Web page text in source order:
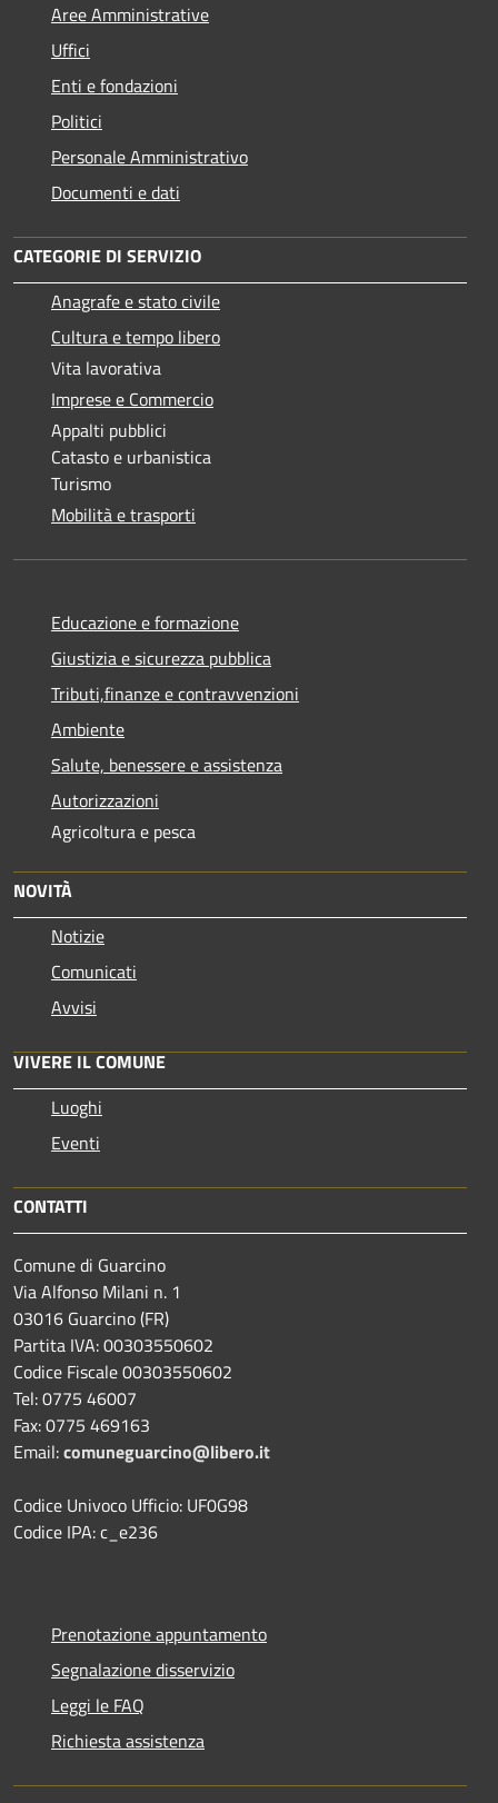
Aree Amministrative
Uffici
Enti e fondazioni
Politici
Personale Amministrativo
Documenti e dati
CATEGORIE DI SERVIZIO
Anagrafe e stato civile
Cultura e tempo libero
Vita lavorativa
Imprese e Commercio
Appalti pubblici
Catasto e urbanistica
Turismo
Mobilità e trasporti
Educazione e formazione
Giustizia e sicurezza pubblica
Tributi,finanze e contravvenzioni
Ambiente
Salute, benessere e assistenza
Autorizzazioni
Agricoltura e pesca
NOVITÀ
Notizie
Comunicati
Avvisi
VIVERE IL COMUNE
Luoghi
Eventi
CONTATTI
Comune di Guarcino
Via Alfonso Milani n. 1
03016 Guarcino (FR)
Partita IVA: 00303550602
Codice Fiscale 00303550602
Tel: 0775 46007
Fax: 0775 469163
Email:comuneguarcino@libero.it
Codice Univoco Ufficio: UF0G98
Codice IPA: c_e236
Prenotazione appuntamento
Segnalazione disservizio
Leggi le FAQ
Richiesta assistenza